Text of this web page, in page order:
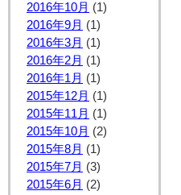
2016年10月 (1)
2016年9月 (1)
2016年3月 (1)
2016年2月 (1)
2016年1月 (1)
2015年12月 (1)
2015年11月 (1)
2015年10月 (2)
2015年8月 (1)
2015年7月 (3)
2015年6月 (2)